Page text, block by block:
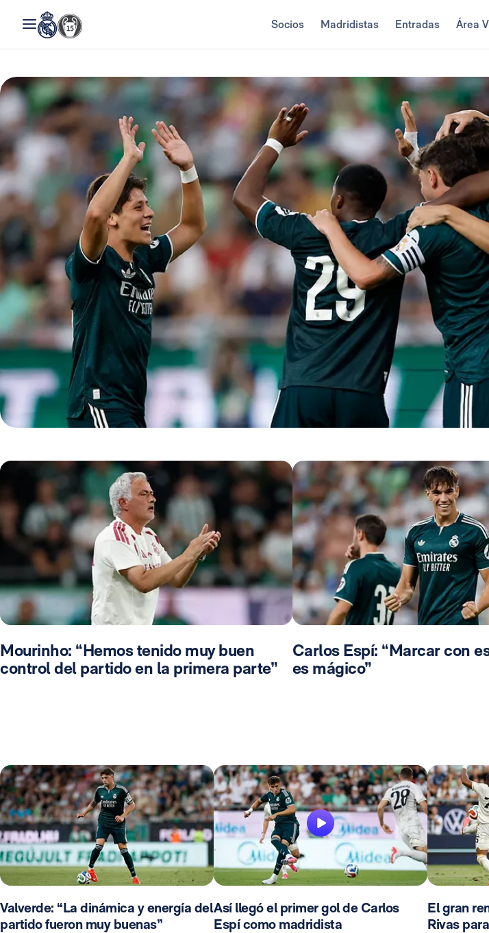
Socios Madridistas Entradas Área
Mourinho: “Hemos tenido muy buen
control del partido en la primera parte”
Carlos Espí: “Marcar con
es mágico”
Valverde: “La dinámica y energía del
partido fueron muy buenas”
Así llegó el primer gol de Carlos
Espí como madridista
El gran
Rivas